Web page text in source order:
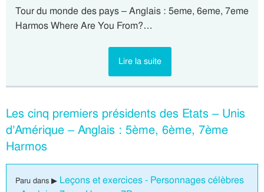
Tour du monde des pays – Anglais : 5eme, 6eme, 7eme
Harmos Where Are You From?…
Lire la suite
Les cinq premiers présidents des Etats – Unis
d’Amérique – Anglais : 5ème, 6ème, 7ème
Harmos
Paru dans ▶ Leçons et exercices - Personnages célèbres